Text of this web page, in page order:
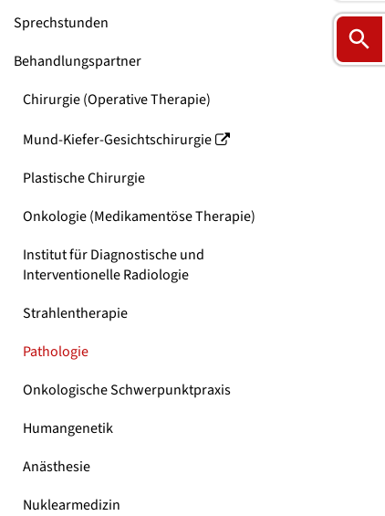
Sprechstunden
Behandlungspartner
Chirurgie (Operative Therapie)
Mund-Kiefer-Gesichtschirurgie
Plastische Chirurgie
Onkologie (Medikamentöse Therapie)
Institut für Diagnostische und
Interventionelle Radiologie
Strahlentherapie
Pathologie
Onkologische Schwerpunktpraxis
Humangenetik
Anästhesie
Nuklearmedizin